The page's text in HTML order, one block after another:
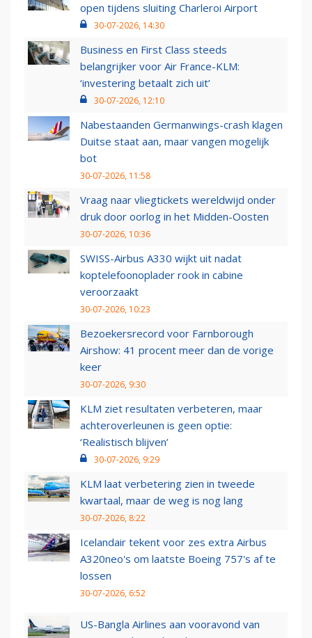
open tijdens sluiting Charleroi Airport
30-07-2026, 14:30
Business en First Class steeds
belangrijker voor Air France-KLM:
‘investering betaalt zich uit’
30-07-2026, 12:10
Nabestaanden Germanwings-crash klagen
Duitse staat aan, maar vangen mogelijk
bot
30-07-2026, 11:58
Vraag naar vliegtickets wereldwijd onder
druk door oorlog in het Midden-Oosten
30-07-2026, 10:36
SWISS-Airbus A330 wijkt uit nadat
koptelefoonoplader rook in cabine
veroorzaakt
30-07-2026, 10:23
Bezoekersrecord voor Farnborough
Airshow: 41 procent meer dan de vorige
keer
30-07-2026, 9:30
KLM ziet resultaten verbeteren, maar
achteroverleunen is geen optie:
‘Realistisch blijven’
30-07-2026, 9:29
KLM laat verbetering zien in tweede
kwartaal, maar de weg is nog lang
30-07-2026, 8:22
Icelandair tekent voor zes extra Airbus
A320neo's om laatste Boeing 757's af te
lossen
30-07-2026, 6:52
US-Bangla Airlines aan vooravond van